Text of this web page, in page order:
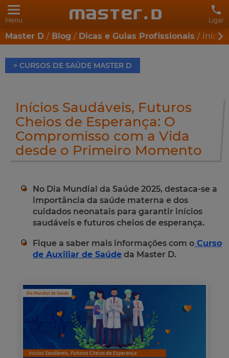
Menu Ligar
Master D Blog Dicas e Guias Profissionais
> CURSOS DE SAÚDE MASTER D
Inícios Saudáveis, Futuros
Cheios de Esperança: O
Compromisso com a Vida
desde o Primeiro Momento
No Dia Mundial da Saúde 2025, destaca-se a
importância da saúde materna e dos
cuidados neonatais para garantir inícios
saudáveis e futuros cheios de esperança.
Fique a saber mais informações com o Curso
de Auxiliar de Saúde da Master D.